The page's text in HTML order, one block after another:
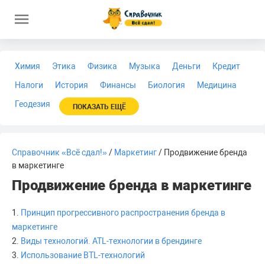
Химия Этика Физика Музыка Деньги
Кредит
Налоги
История Финансы Биология
Медицина
Геодезия
ПОКАЗАТЬ ЕЩЁ
Справочник «Всё сдал!»/ Маркетинг/ Продвижение бренда
в маркетинге
Продвижение бренда в маркетинге
1.
Принцип прогрессивного распространения бренда в
маркетинге
2.
Виды технологий. АТL-технологии в брендинге
3.
Использование ВТL-технологий